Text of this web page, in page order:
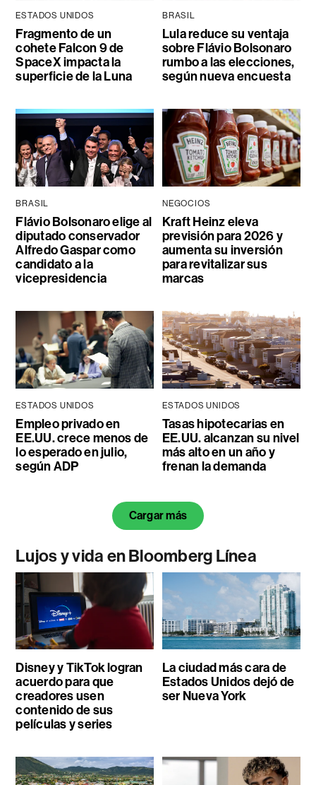
ESTADOS UNIDOS
Fragmento de un
cohete Falcon 9 de
SpaceX impacta la
superficie de la Luna
BRASIL
Lula reduce su ventaja
sobre Flávio Bolsonaro
rumbo a las elecciones,
según nueva encuesta
BRASIL
Flávio Bolsonaro elige al
diputado conservador
Alfredo Gaspar como
candidato a la
vicepresidencia
NEGOCIOS
Kraft Heinz eleva
previsión para 2026 y
aumenta su inversión
para revitalizar sus
marcas
ESTADOS UNIDOS
Empleo privado en
EE.UU. crece menos de
lo esperado en julio,
según ADP
ESTADOS UNIDOS
Tasas hipotecarias en
EE.UU. alcanzan su nivel
más alto en un año y
frenan la demanda
Cargar más
Lujos y vida en Bloomberg Línea
Disney y TikTok logran
acuerdo para que
creadores usen
contenido de sus
películas y series
La ciudad más cara de
Estados Unidos dejó de
ser Nueva York